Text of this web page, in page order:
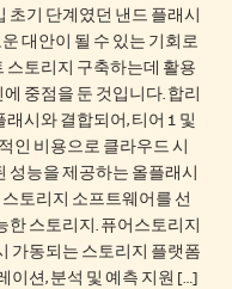
초기 단계였던 낸드 플래시
대안이 될 수 있는 기회로
스토리지 구축하는데 활용
중점을 둔 것입니다. 합리
시와 결합되어, 티어 1 및
인 비용으로 클라우드 시
성능을 제공하는 올플래시
토리지 소프트웨어를 선
한 스토리지. 퓨어스토리지
가동되는 스토리지 플랫폼
이션, 분석 및 예측 지원 […]